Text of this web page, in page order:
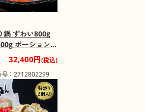
鍋 ずわい800g
ポーション2
料込み】
32,400円(税込)
号：2712802299